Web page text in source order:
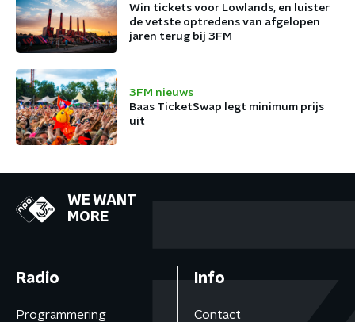
Win tickets voor Lowlands, en luister
de vetste optredens van afgelopen
jaren terug bij 3FM
3FM nieuws
Baas TicketSwap legt minimum prijs
uit
WE WANT
MORE
Radio
Programmering
Info
Contact